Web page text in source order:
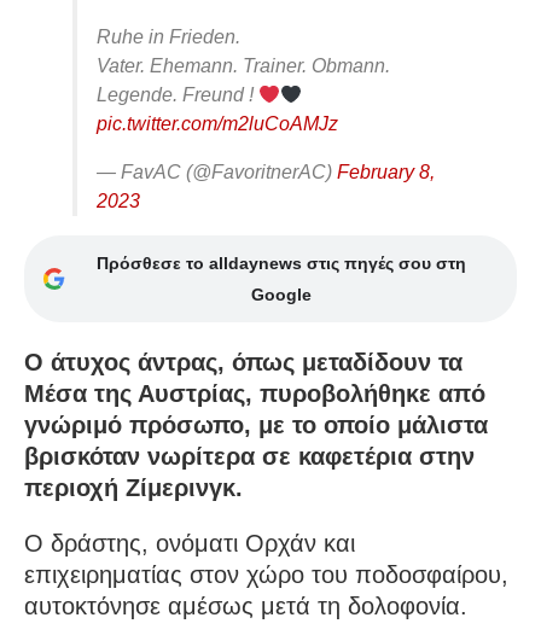
Ruhe in Frieden.
Vater. Ehemann. Trainer. Obmann.
Legende. Freund !
pic.twitter.com/m2luCoAMJz
— FavAC (@FavoritnerAC) February 8,
2023
Πρόσθεσε το alldaynews στις πηγές σου στη
Google
Ο άτυχος άντρας, όπως μεταδίδουν τα
Μέσα της Αυστρίας, πυροβολήθηκε από
γνώριμό πρόσωπο, με το οποίο μάλιστα
βρισκόταν νωρίτερα σε καφετέρια στην
περιοχή Ζίμερινγκ.
Ο δράστης, ονόματι Ορχάν και
επιχειρηματίας στον χώρο του ποδοσφαίρου,
αυτοκτόνησε αμέσως μετά τη δολοφονία.